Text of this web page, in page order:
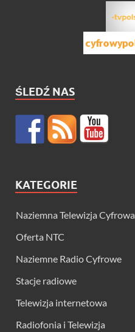
ŚLEDŹ NAS
KATEGORIE
Naziemna Telewizja Cyfrowa
Oferta NTC
Naziemne Radio Cyfrowe
Stacje radiowe
Telewizja internetowa
Radiofonia i Telewizja